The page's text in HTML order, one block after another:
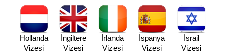
Hollanda
Vizesi
İngiltere
Vizesi
İrlanda
Vizesi
İspanya
Vizesi
İsrail
Vizesi